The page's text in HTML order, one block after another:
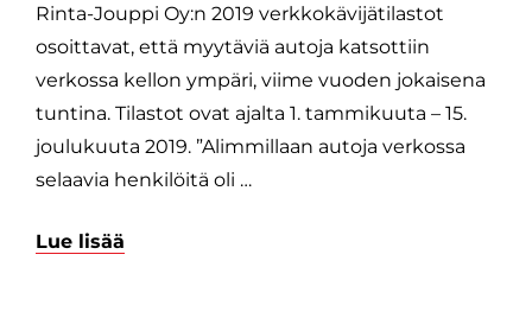
Rinta-Jouppi Oy:n 2019 verkkokävijätilastot
osoittavat, että myytäviä autoja katsottiin
verkossa kellon ympäri, viime vuoden jokaisena
tuntina. Tilastot ovat ajalta 1. tammikuuta – 15.
joulukuuta 2019. ”Alimmillaan autoja verkossa
selaavia henkilöitä oli …
Lue lisää